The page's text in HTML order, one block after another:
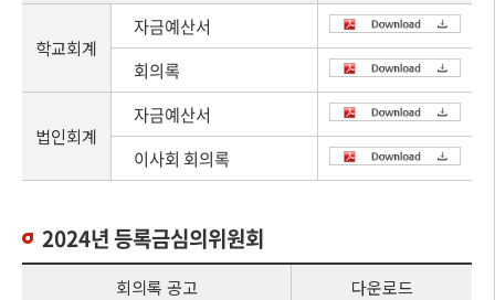
학교회계
자금예산서
회의록
법인회계
자금예산서
이사회 회의록
2024년 등록금심의위원회
회의록 공고
다운로드